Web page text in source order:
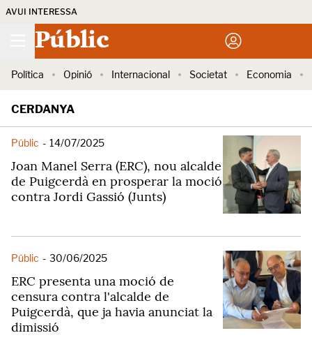
AVUI INTERESSA
Públic
Política Opinió Internacional Societat Economia
CERDANYA
Públic - 14/07/2025
Joan Manel Serra (ERC), nou alcalde
de Puigcerdà en prosperar la moció
contra Jordi Gassió (Junts)
Públic - 30/06/2025
ERC presenta una moció de
censura contra l'alcalde de
Puigcerdà, que ja havia anunciat la
dimissió